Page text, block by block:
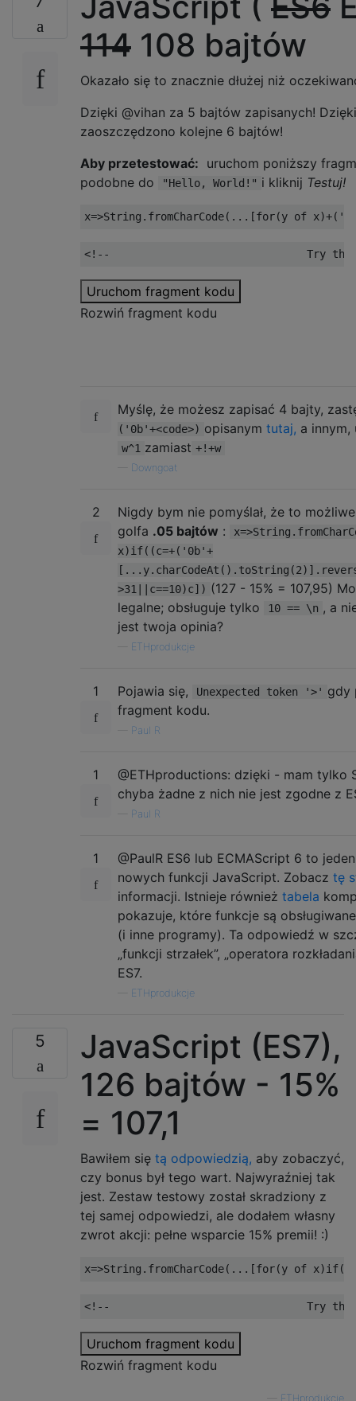
114 108 bajtów
Okazało się to znacznie dłużej niż
Dzięki @vihan za 5 bajtów zapisanych!
zaoszczędzono kolejne 6 bajtów!
Aby przetestować: uruchom poniższy
podobne do
"Hello, World!" i kliknij Testuj!
x=>String . fromCharCode(...[for(y of x)+(
<!--                               Try the
Uruchom fragment kodu
Rozwiń fragment kodu
Myślę, że możesz zapisać 4 bajty,
('0b'+<code>) opisanym tutaj, a innym,
w^1 zamiast +!+w
Downgoat
2
Nigdy bym nie pomyślał, że to
golfa .05 bajtów :
x)if((c=+('0b'+
>31||c==10)c]) (127 - 15% = 107,95)
legalne; obsługuje tylko
10 == \n , a
jest twoja opinia?
ETHprodukcje
1 Pojawia się, Unexpected token '>' gdy
fragment kodu.
Paul R
1
@ETHproductions: dzięki - mam tylko
chyba żadne z nich nie jest zgodne z
Paul R
1
@PaulR ES6 lub ECMAScript 6 to
nowych funkcji JavaScript. Zobacz tę
informacji. Istnieje również tabela
pokazuje, które funkcje są
(i inne programy). Ta odpowiedź w
„funkcji strzałek”, „operatora
ES7.
ETHprodukcje
5
JavaScript (ES7),
126 bajtów - 15%
= 107,1
Bawiłem się tą odpowiedzią, aby zobaczyć,
czy bonus był tego wart. Najwyraźniej tak
jest. Zestaw testowy został skradziony z
tej samej odpowiedzi, ale dodałem własny
zwrot akcji: pełne wsparcie 15% premii! :)
x=>String . fromCharCode(...[for(y of x)if((
<!--                               Try the
Uruchom fragment kodu
Rozwiń fragment kodu
ETHprodukcje